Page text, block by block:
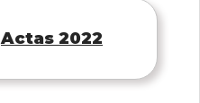
Actas 2022